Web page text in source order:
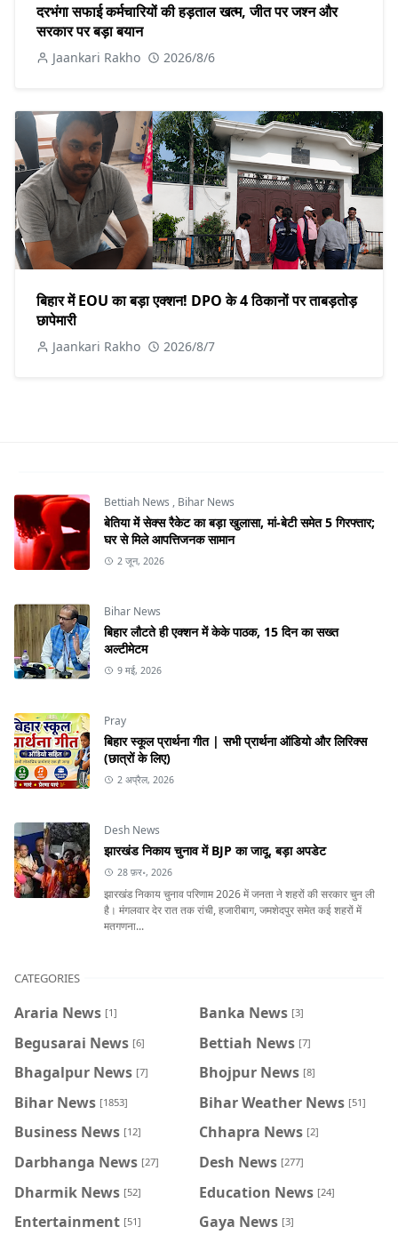
दरभंगा सफाई कर्मचारियों की हड़ताल खत्म, जीत पर जश्न और
सरकार पर बड़ा बयान
Jaankari Rakho 2026/8/6
बिहार में EOU का बड़ा एक्शन! DPO के 4 ठिकानों पर ताबड़तोड़
छापेमारी
Jaankari Rakho 2026/8/7
Bettiah News , Bihar News
बेतिया में सेक्स रैकेट का बड़ा खुलासा, मां-बेटी समेत 5 गिरफ्तार;
घर से मिले आपत्तिजनक सामान
2 जून, 2026
Bihar News
बिहार लौटते ही एक्शन में केके पाठक, 15 दिन का सख्त
अल्टीमेटम
9 मई, 2026
Pray
बिहार स्कूल प्रार्थना गीत | सभी प्रार्थना ऑडियो और लिरिक्स
(छात्रों के लिए)
2 अप्रैल, 2026
Desh News
झारखंड निकाय चुनाव में BJP का जादू, बड़ा अपडेट
28 फ़र॰, 2026
झारखंड निकाय चुनाव परिणाम 2026 में जनता ने शहरों की सरकार चुन ली
है। मंगलवार देर रात तक रांची, हजारीबाग, जमशेदपुर समेत कई शहरों में
मतगणना...
CATEGORIES
Araria News [1] Banka News [3]
Begusarai News [6] Bettiah News [7]
Bhagalpur News [7] Bhojpur News [8]
Bihar News [1853] Bihar Weather News [51]
Business News [12] Chhapra News [2]
Darbhanga News [27] Desh News [277]
Dharmik News [52] Education News [24]
Entertainment [51] Gaya News [3]